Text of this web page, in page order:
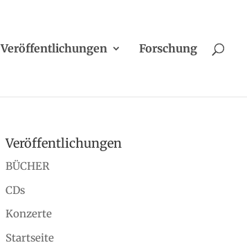
Veröffentlichungen Forschung
Veröffentlichungen
BÜCHER
CDs
Konzerte
Startseite